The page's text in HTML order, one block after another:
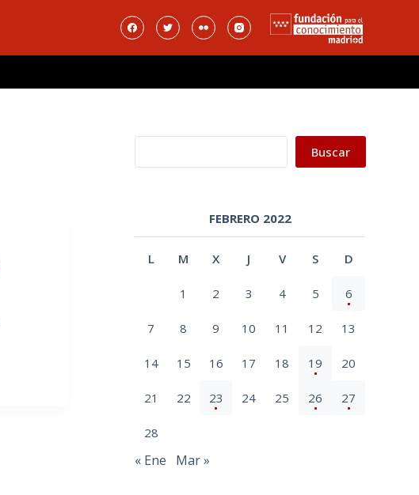
Buscar
FEBRERO 2022
L M X J V S D
1 2 3 4 5 6
7 8 9 10 11 12 13
14 15 16 17 18 19 20
21 22 23 24 25 26 27
28
« Ene Mar »